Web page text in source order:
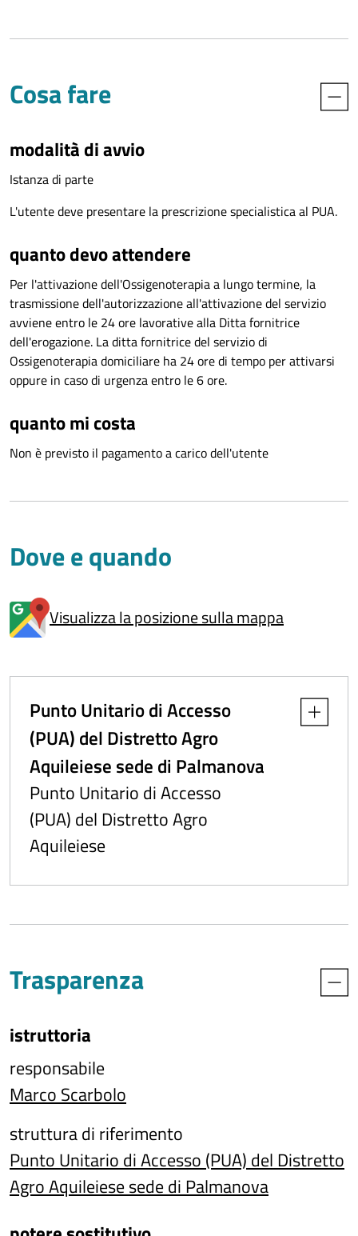
Cosa fare
modalità di avvio
Istanza di parte
L'utente deve presentare la prescrizione specialistica al PUA.
quanto devo attendere
Per l'attivazione dell'Ossigenoterapia a lungo termine, la
trasmissione dell'autorizzazione all'attivazione del servizio
avviene entro le 24 ore lavorative alla Ditta fornitrice
dell'erogazione. La ditta fornitrice del servizio di
Ossigenoterapia domiciliare ha 24 ore di tempo per attivarsi
oppure in caso di urgenza entro le 6 ore.
quanto mi costa
Non è previsto il pagamento a carico dell'utente
Dove e quando
Visualizza la posizione sulla mappa
Punto Unitario di Accesso
(PUA) del Distretto Agro
Aquileiese sede di Palmanova
Punto Unitario di Accesso
(PUA) del Distretto Agro
Aquileiese
Apri
Trasparenza
istruttoria
responsabile
Marco Scarbolo
struttura di riferimento
Punto Unitario di Accesso (PUA) del Distretto
Agro Aquileiese sede di Palmanova